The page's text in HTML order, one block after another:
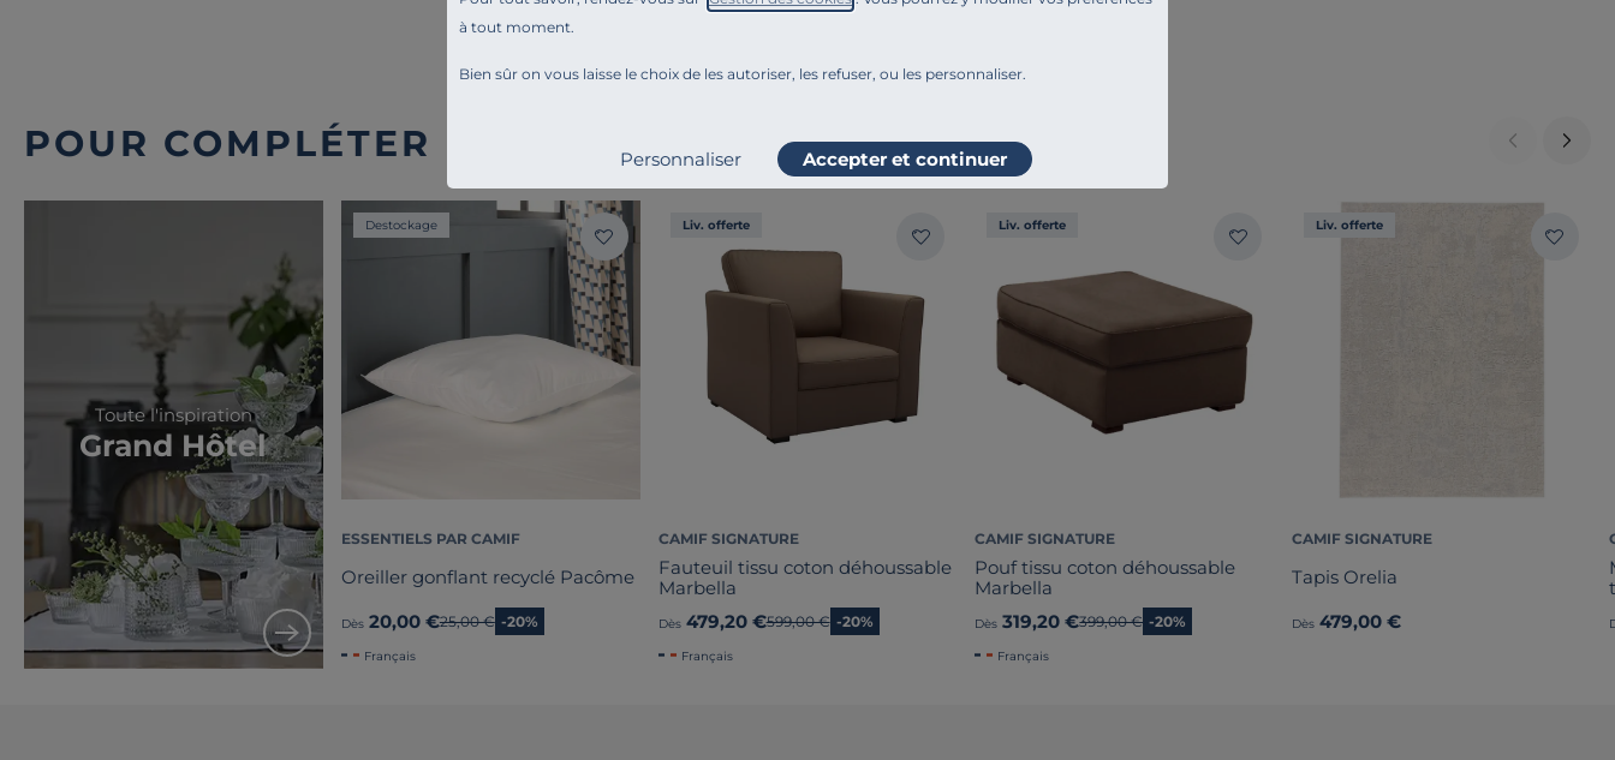
à tout moment.
Bien sûr on vous laisse le choix de les autoriser, les refuser, ou les personnaliser.
Personnaliser Accepter et continuer
Ajouter au comparateur
POUR COMPLÉTER L'AMBIANCE
Toute l'inspiration
Grand Hôtel
Destockage
ESSENTIELS PAR CAMIF
Oreiller gonflant recyclé Pacôme
Dès 20,00 €Ancien prix
25,00 € -20%
Français
Liv. offerte
CAMIF SIGNATURE
Fauteuil tissu coton déhoussable
Marbella
Dès 479,20 €Ancien prix
599,00 € -20%
Français
Liv. offerte
CAMIF SIGNATURE
Pouf tissu coton déhoussable
Marbella
Dès 319,20 €Ancien prix
399,00 € -20%
Français
Liv. offerte
CAMIF SIGNATURE
Tapis Orelia
Dès 479,00 €